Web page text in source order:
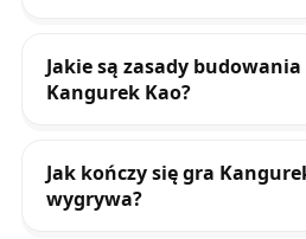
Jakie są zasady
Kangurek Kao?
Jak kończy się gra
wygrywa?